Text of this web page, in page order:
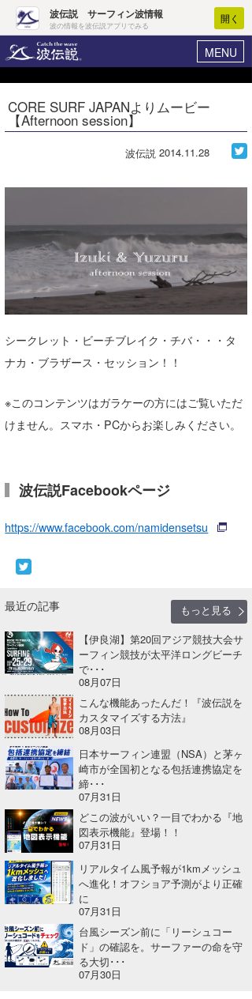
波伝説 サーフィン波情報
波の情報を波伝説アプリでみる
開く
MENU
ヘルプ マイホーム
ログイン
気象情報
ニュース
サーフィンエリアガイド
会員メニュー
今月のプレゼント
CORE SURF JAPANよりムービー
【Afternoon session】
波伝説 2014.11.28
シークレット・ビーチブレイク・チバ・・・タ
ナカ・ブラザース・セッション！！
※このコンテンツはガラケーの方にはご覧いただ
けません。スマホ・PCからお楽しみください。
波伝説Facebookページ
https://www.facebook.com/namidensetsu
最近の記事
もっと見る
【伊良湖】第20回アジア競技大会サ
ーフィン競技が太平洋ロングビーチ
で･･･
08月07日
こんな機能あったんだ！『波伝説を
カスタマイズする方法』
08月03日
日本サーフィン連盟（NSA）と茅ヶ
崎市が全国初となる包括連携協定を
締･･･
07月31日
どこの波がいい？一目でわかる『地
図表示機能』登場！！
07月31日
リアルタイム風予報が1kmメッシュ
へ進化！オフショア予測がより正確
に
07月31日
台風シーズン前に「リーシュコー
ド」の確認を。サーファーの命を守
る大切･･･
07月30日
Core Surf Japan
コラム
トラベル
ショップ情報
ショップ情報
湘南
千葉北
伊豆
大阪
四国
ウラナミ
お知らせ
その他
ルール＆How to
サーファーズ
ライター/寄稿メディア
Core Surf Japan
Naoya Kimoto
mitsuteru Kamio
Yasunari Inoue
Yoshiyuki Obata
arukasvision
DELTA FORCE SURF
CBA Films
メディア
SURFMEDIA
Colors MAGAZINE
WAVAL
波伝説アンバサダー/プロライダー
福島寿実子
中浦“JET”章
嵯峨明日香
進士剛光
田原啓江
波伝説スタッフ
☆加藤
+☆maki☆+
chan-U
波伝説